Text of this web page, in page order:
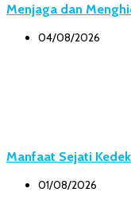
Menjaga dan
04/08/2026
Manfaat Sejati
01/08/2026